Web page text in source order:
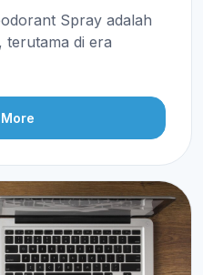
Spray adalah
terutama di era